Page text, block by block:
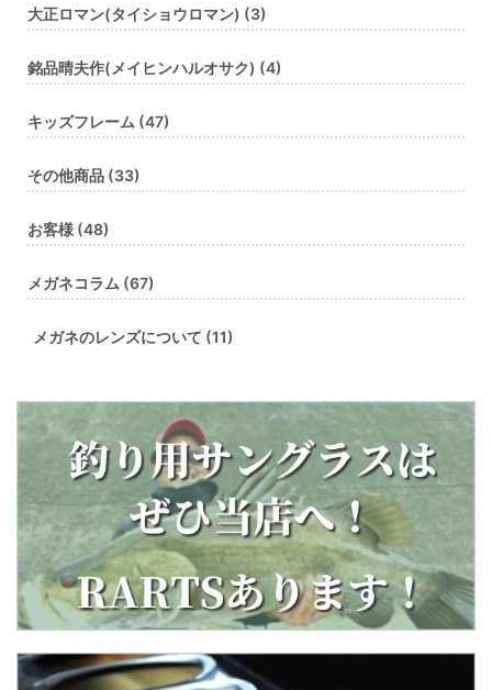
大正ロマン(タイショウロマン) (3)
銘品晴夫作(メイヒンハルオサク) (4)
キッズフレーム (47)
その他商品 (33)
お客様 (48)
メガネコラム (67)
メガネのレンズについて (11)